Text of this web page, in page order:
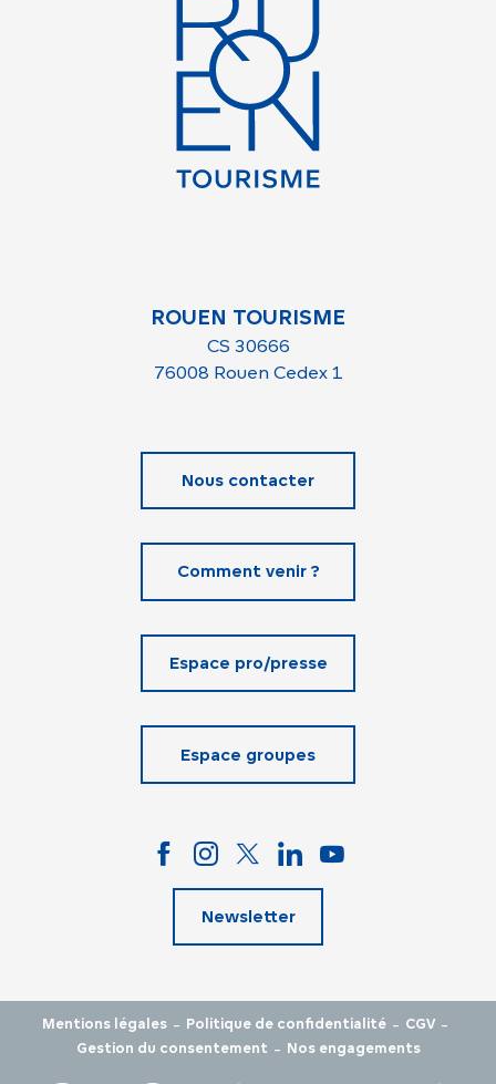
ROUEN TOURISME
CS 30666
76008 Rouen Cedex 1
Nous contacter
Comment venir ?
Espace pro/presse
Espace groupes
Newsletter
Mentions légales - Politique de confidentialité - CGV -
Gestion du consentement - Nos engagements